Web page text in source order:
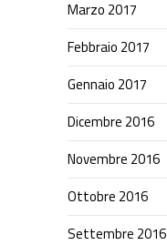
Marzo 2017
Febbraio 2017
Gennaio 2017
Dicembre 2016
Novembre 2016
Ottobre 2016
Settembre 2016